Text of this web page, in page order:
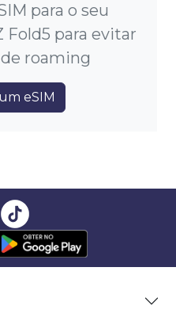
para o seu
Fold5 para evitar
roaming
eSIM